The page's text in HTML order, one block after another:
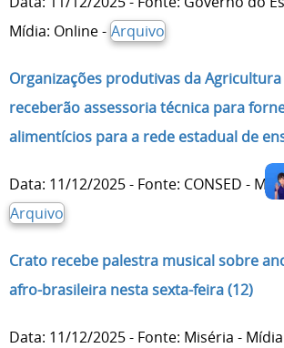
Mídia: Online - Arquivo
Organizações produtivas da
receberão assessoria técnica para
alimentícios para a rede estadual de
Data: 11/12/2025 - Fonte: CONSED -
Arquivo
Crato recebe palestra musical sobre
afro-brasileira nesta sexta-feira (12)
Data: 11/12/2025 - Fonte: Miséria -